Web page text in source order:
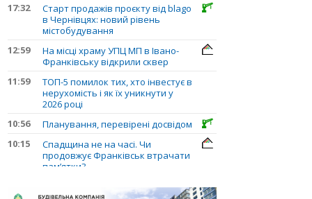
17:32
Старт продажів проєкту від blago
в Чернівцях: новий рівень
містобудування
12:59
На місці храму УПЦ МП в Івано-
Франківську відкрили сквер
11:59
ТОП-5 помилок тих, хто інвестує в
нерухомість і як їх уникнути у
2026 році
10:56
Планування, перевірені досвідом
10:15
Спадщина не на часі. Чи
продовжує Франківськ втрачати
пам’ятки?